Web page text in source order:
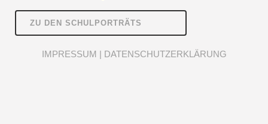
ZU DEN SCHULPORTRÄTS
IMPRESSUM | DATENSCHUTZERKLÄRUNG